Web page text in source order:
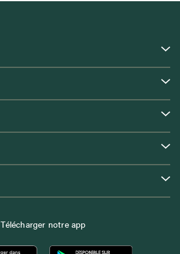
Télécharger notre app